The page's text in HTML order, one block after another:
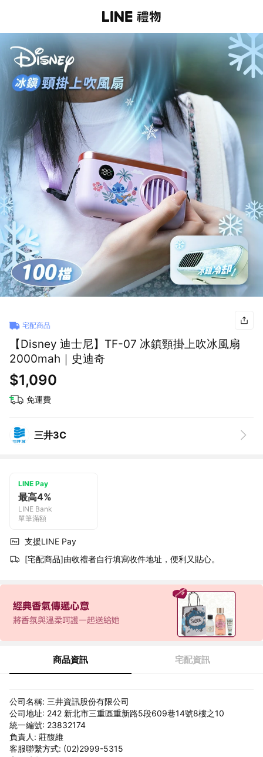
宅配商品
【Disney 迪士尼】TF-07 冰鎮頸掛上吹冰風扇
2000mah｜史迪奇
$1,090
免運費
三井3C
LINE Pay
最高4%
LINE Bank
單筆滿額
支援LINE Pay
[宅配商品]由收禮者自行填寫收件地址，便利又貼心。
商品資訊 宅配資訊
公司名稱: 三井資訊股份有限公司
公司地址: 242 新北市三重區重新路5段609巷14號8樓之10
統一編號: 23832174
負責人: 莊馥維
客服聯繫方式: (02)2999-5315